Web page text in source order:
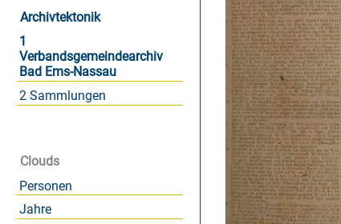
Archivtektonik
1
Verbandsgemeindearchiv
Bad Ems-Nassau
2 Sammlungen
Clouds
Personen
Jahre